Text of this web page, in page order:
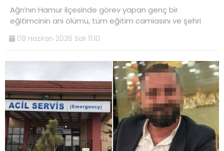
Ağrı’nın Hamur ilçesinde görev yapan genç bir
eğitimcinin ani ölümü, tüm eğitim camiasını ve şehri
09 Haziran 2026 Salı 11:10